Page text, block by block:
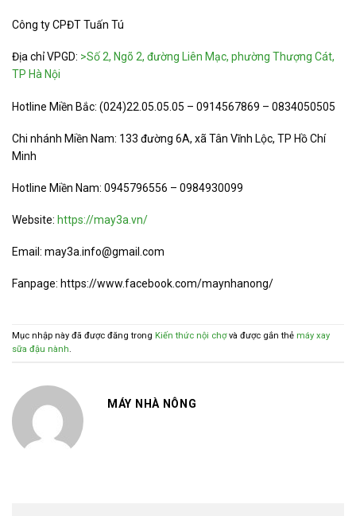
Công ty CPĐT Tuấn Tú
Địa chỉ VPGD: >Số 2, Ngõ 2, đường Liên Mạc, phường Thượng Cát,
TP Hà Nội
Hotline Miền Bắc: (024)22.05.05.05 – 0914567869 – 0834050505
Chi nhánh Miền Nam: 133 đường 6A, xã Tân Vĩnh Lộc, TP Hồ Chí
Minh
Hotline Miền Nam: 0945796556 – 0984930099
Website: https://may3a.vn/
Email: may3a.info@gmail.com
Fanpage: https://www.facebook.com/maynhanong/
Mục nhập này đã được đăng trong Kiến thức nội chợvà được gắn thẻ máy xay
sữa đậu nành.
MÁY NHÀ NÔNG